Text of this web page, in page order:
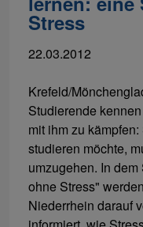
Stress
22.03.2012
Krefeld/
Studierende
mit ihm zu
studieren möchte,
umzugehen. In
ohne Stress"
Niederrhein darauf